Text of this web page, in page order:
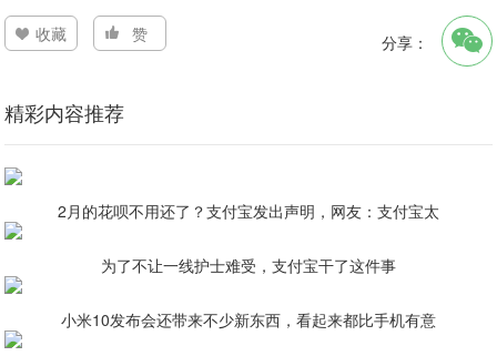
收藏 赞 分享：
精彩内容推荐
2月的花呗不用还了？支付宝发出声明，网友：支付宝太
为了不让一线护士难受，支付宝干了这件事
小米10发布会还带来不少新东西，看起来都比手机有意